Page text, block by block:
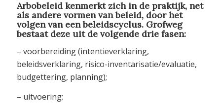
Arbobeleid kenmerkt zich in de praktijk, net
als andere vormen van beleid, door het
volgen van een beleidscyclus. Grofweg
bestaat deze uit de volgende drie fasen:
– voorbereiding (intentieverklaring,
beleidsverklaring, risico-inventarisatie/evaluatie,
budgettering, planning);
– uitvoering;